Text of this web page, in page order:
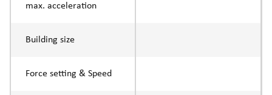
max. acceleration
Building size
Force setting & Speed